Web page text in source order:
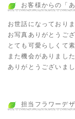
お客様からの「
お世話になっておりま
お写真ありがとうござ
とても可愛らしくて
また機会がありまし
ありがとうございまし
担当フラワーデ